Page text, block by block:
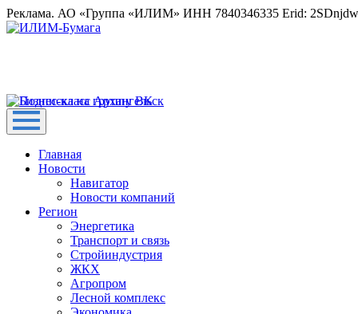
Реклама. АО «Группа «ИЛИМ» ИНН 7840346335 Erid:
Главная
Новости
Навигатор
Новости компаний
Регион
Энергетика
Транспорт и связь
Стройиндустрия
ЖКХ
Агропром
Лесной комплекс